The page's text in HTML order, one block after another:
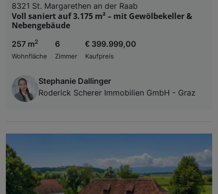
8321 St. Margarethen an der Raab
Voll saniert auf 3.175 m² – mit Gewölbekeller &
Nebengebäude
257 m2
Wohnfläche
6
Zimmer
€ 399.999,00
Kaufpreis
Stephanie Dallinger
Roderick Scherer Immobilien GmbH - Graz